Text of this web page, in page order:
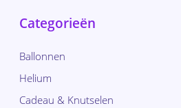
Categorieën
Ballonnen
Helium
Cadeau & Knutselen